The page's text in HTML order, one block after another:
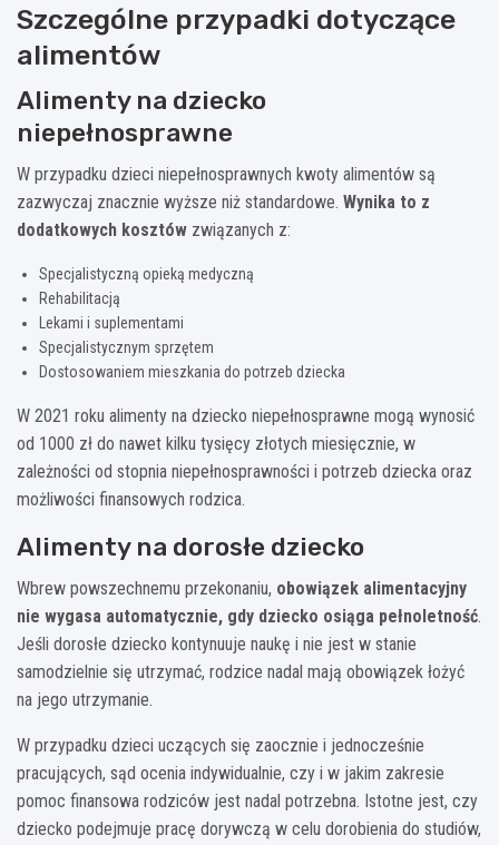
Szczególne przypadki dotyczące
alimentów
Alimenty na dziecko
niepełnosprawne
W przypadku dzieci niepełnosprawnych kwoty alimentów są
zazwyczaj znacznie wyższe niż standardowe. Wynika to z
dodatkowych kosztów związanych z:
Specjalistyczną opieką medyczną
Rehabilitacją
Lekami i suplementami
Specjalistycznym sprzętem
Dostosowaniem mieszkania do potrzeb dziecka
W 2021 roku alimenty na dziecko niepełnosprawne mogą wynosić
od 1000 zł do nawet kilku tysięcy złotych miesięcznie, w
zależności od stopnia niepełnosprawności i potrzeb dziecka oraz
możliwości finansowych rodzica.
Alimenty na dorosłe dziecko
Wbrew powszechnemu przekonaniu, obowiązek alimentacyjny
nie wygasa automatycznie, gdy dziecko osiąga pełnoletność.
Jeśli dorosłe dziecko kontynuuje naukę i nie jest w stanie
samodzielnie się utrzymać, rodzice nadal mają obowiązek łożyć
na jego utrzymanie.
W przypadku dzieci uczących się zaocznie i jednocześnie
pracujących, sąd ocenia indywidualnie, czy i w jakim zakresie
pomoc finansowa rodziców jest nadal potrzebna. Istotne jest, czy
dziecko podejmuje pracę dorywczą w celu dorobienia do studiów,